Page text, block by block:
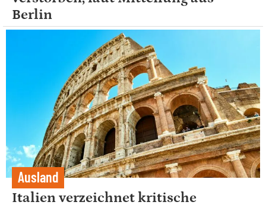
Berlin
Ausland
Italien verzeichnet kritische